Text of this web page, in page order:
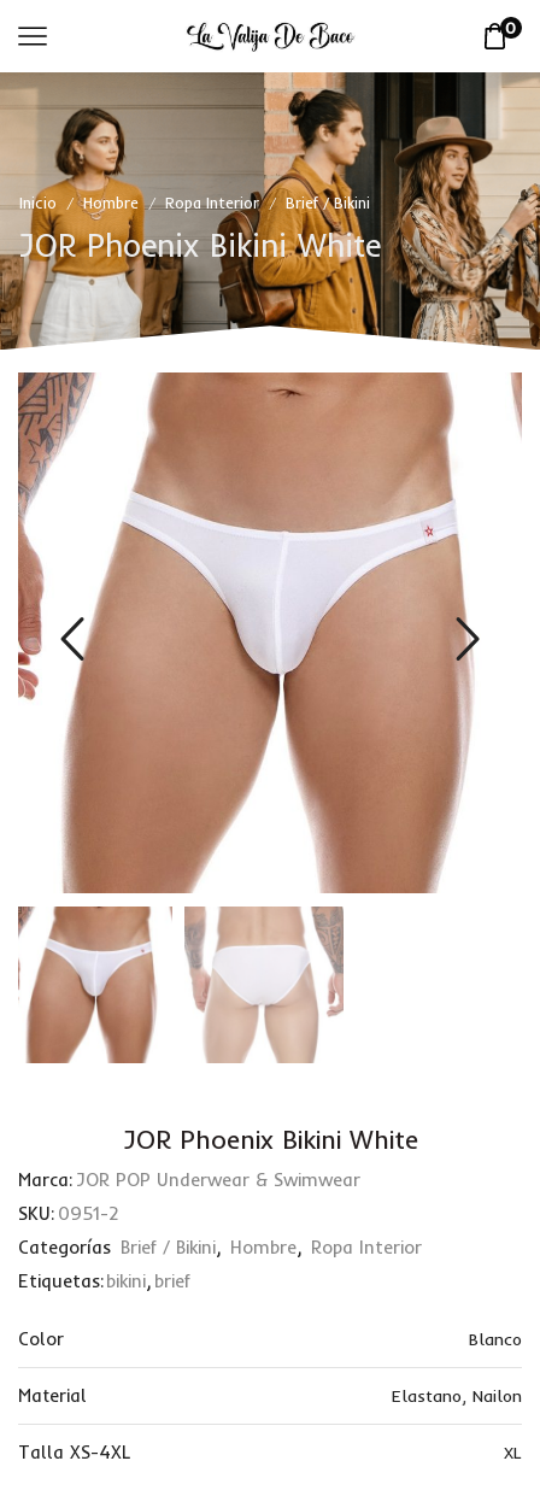
0
Inicio / Hombre / Ropa Interior / Brief / Bikini
JOR Phoenix Bikini White
JOR Phoenix Bikini White
Marca: JOR POP Underwear & Swimwear
SKU: 0951-2
Categorías Brief / Bikini, Hombre, Ropa Interior
Etiquetas:bikini, brief
Color Blanco
Material Elastano, Nailon
Talla XS-4XL XL